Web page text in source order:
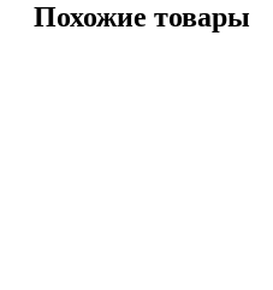
Похожие товары